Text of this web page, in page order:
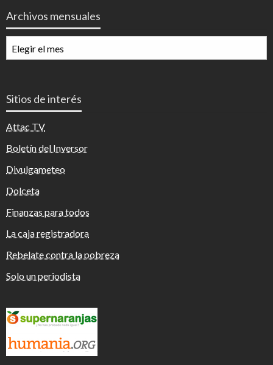
Archivos mensuales
mensuales
Sitios de interés
Attac TV
Boletín del Inversor
Divulgameteo
Dolceta
Finanzas para todos
La caja registradora
Rebelate contra la pobreza
Solo un periodista